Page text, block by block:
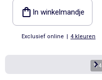
In winkelmandje
Exclusief online | 4 kleuren
1/4